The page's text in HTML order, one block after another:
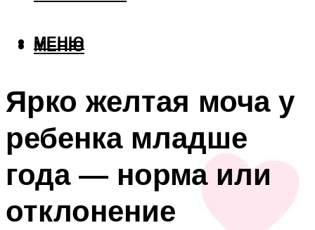
МЕНЮ
МЕНЮ
Ярко желтая моча у
ребенка младше
года — норма или
отклонение